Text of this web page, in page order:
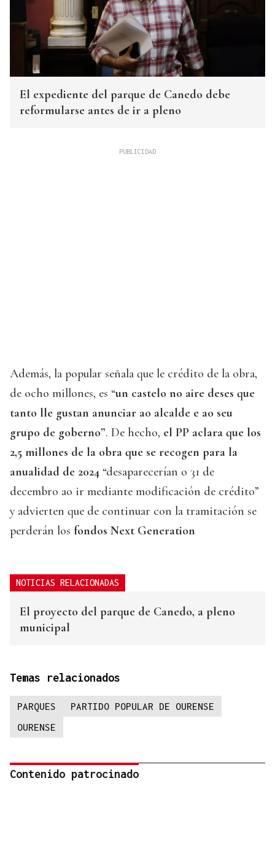
El expediente del parque de Canedo debe
reformularse antes de ir a pleno
Además, la popular señala que le crédito de la obra,
de ocho millones, es “un castelo no aire deses que
tanto lle gustan anunciar ao alcalde e ao seu
grupo de goberno”. De hecho, el PP aclara que los
2,5 millones de la obra que se recogen para la
anualidad de 2024 “desaparecerían o 31 de
decembro ao ir mediante modificación de crédito”
y advierten que de continuar con la tramitación se
perderán los fondos Next Generation
NOTICIAS RELACIONADAS
El proyecto del parque de Canedo, a pleno
municipal
Temas relacionados
PARQUES
PARTIDO POPULAR DE OURENSE
OURENSE
Contenido patrocinado